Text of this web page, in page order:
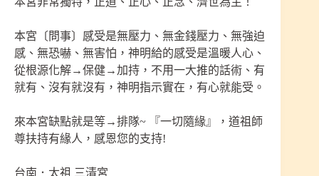
本宮〔問事〕感受是無壓力、無金錢壓力、無強迫
感、無恐嚇、無害怕，神明給的感受是溫暖人心、
從根源化解→保健→加持，不用一大推的話術、有
就有、沒有就沒有，神明指示實在，有心就能受。
來本宮缺點就是等→排隊~ 『一切隨緣』，道祖師
尊扶持有緣人，感恩您的支持!
台南．太祖 三清宮